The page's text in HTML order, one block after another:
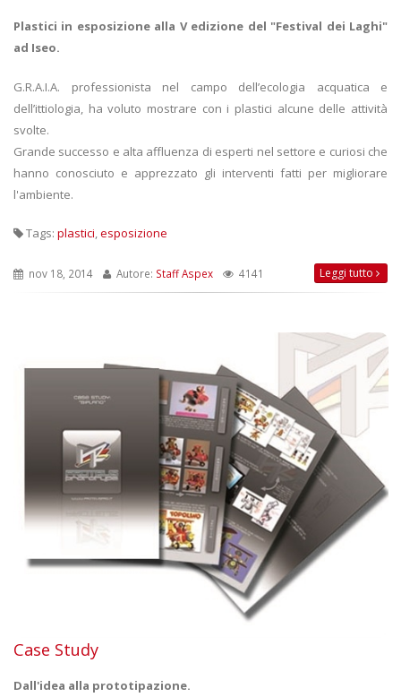
Plastici in esposizione alla V edizione del "Festival dei Laghi"
ad Iseo.
G.R.A.I.A. professionista nel campo dell’ecologia acquatica e
dell’ittiologia, ha voluto mostrare con i plastici alcune delle attività
svolte.
Grande successo e alta affluenza di esperti nel settore e curiosi che
hanno conosciuto e apprezzato gli interventi fatti per migliorare
l'ambiente.
Tags: plastici,esposizione
nov 18, 2014 Autore: Staff Aspex 4141 Leggi tutto
Case Study
Dall'idea alla prototipazione.